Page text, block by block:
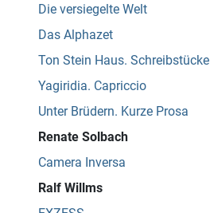
Die versiegelte Welt
Das Alphazet
Ton Stein Haus. Schreibstücke
Yagiridia. Capriccio
Unter Brüdern. Kurze Prosa
Renate Solbach
Camera Inversa
Ralf Willms